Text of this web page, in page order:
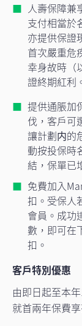
人壽保障兼
支付相當於
亦提供保證
首次嚴重危
幸身故時（
證終期紅利
提供通脹加
伐，客戶可
讓計劃内的
動按投保時
結，保單已
免費加入
扣。受保人
會員。成功
數，即可在
扣。
客戶特別優惠
由即日起至本
就首兩年保費